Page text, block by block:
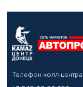
Телефон колл-центра